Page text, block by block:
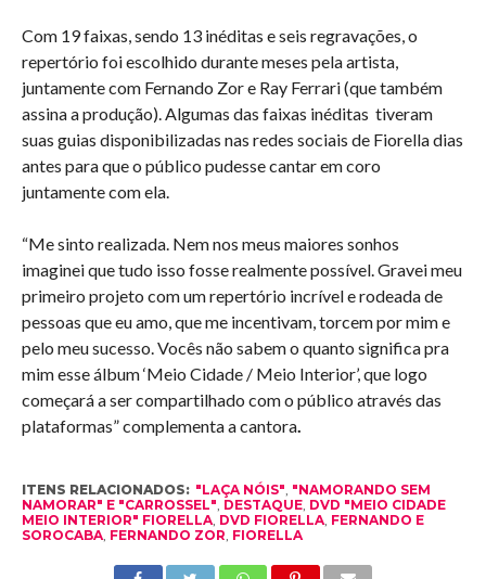
Com 19 faixas, sendo 13 inéditas e seis regravações, o
repertório foi escolhido durante meses pela artista,
juntamente com Fernando Zor e Ray Ferrari (que também
assina a produção). Algumas das faixas inéditas tiveram
suas guias disponibilizadas nas redes sociais de Fiorella dias
antes para que o público pudesse cantar em coro
juntamente com ela.
“Me sinto realizada. Nem nos meus maiores sonhos
imaginei que tudo isso fosse realmente possível. Gravei meu
primeiro projeto com um repertório incrível e rodeada de
pessoas que eu amo, que me incentivam, torcem por mim e
pelo meu sucesso. Vocês não sabem o quanto significa pra
mim esse álbum ‘Meio Cidade / Meio Interior’, que logo
começará a ser compartilhado com o público através das
plataformas” complementa a cantora.
ITENS RELACIONADOS: "LAÇA NÓIS", "NAMORANDO SEM
NAMORAR" E "CARROSSEL", DESTAQUE, DVD "MEIO CIDADE
MEIO INTERIOR" FIORELLA, DVD FIORELLA, FERNANDO E
SOROCABA, FERNANDO ZOR, FIORELLA